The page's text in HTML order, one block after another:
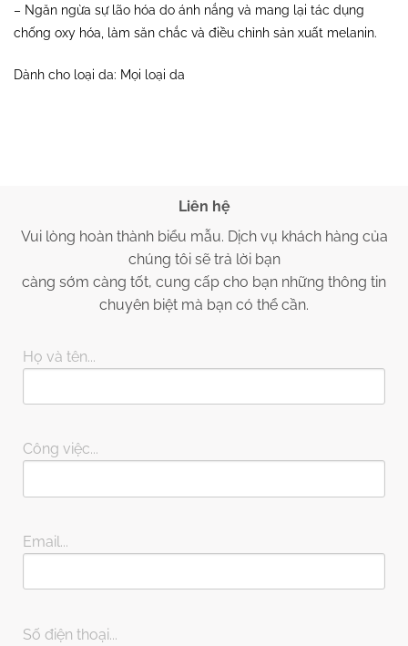
– Ngăn ngừa sự lão hóa do ánh nắng và mang lại tác dụng
chống oxy hóa, làm săn chắc và điều chỉnh sản xuất melanin.
Dành cho loại da: Mọi loại da
Liên hệ
Vui lòng hoàn thành biểu mẫu. Dịch vụ khách hàng của
chúng tôi sẽ trả lời bạn
càng sớm càng tốt, cung cấp cho bạn những thông tin
chuyên biệt mà bạn có thể cần.
Họ và tên...
Công việc...
Email...
Số điện thoại...